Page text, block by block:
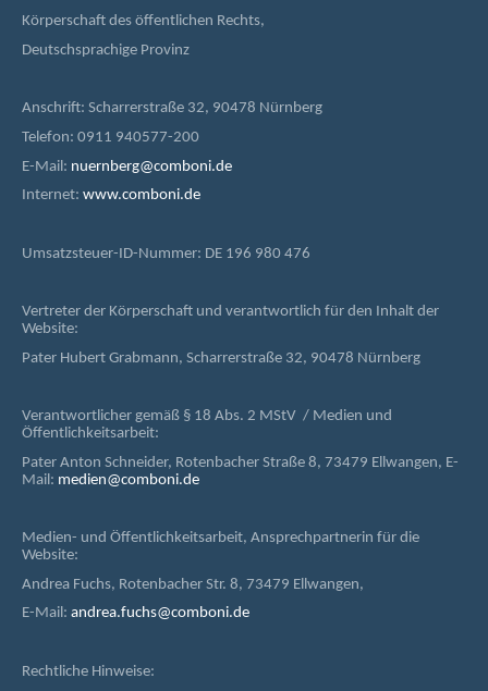
Körperschaft des öffentlichen Rechts,
Deutschsprachige Provinz
Anschrift: Scharrerstraße 32, 90478 Nürnberg
Telefon: 0911 940577-200
E-Mail: nuernberg@comboni.de
Internet: www.comboni.de
Umsatzsteuer-ID-Nummer: DE 196 980 476
Vertreter der Körperschaft und verantwortlich für den Inhalt der
Website:
Pater Hubert Grabmann, Scharrerstraße 32, 90478 Nürnberg
Verantwortlicher gemäß § 18 Abs. 2 MStV / Medien und
Öffentlichkeitsarbeit:
Pater Anton Schneider, Rotenbacher Straße 8, 73479 Ellwangen, E-
Mail: medien@comboni.de
Medien- und Öffentlichkeitsarbeit, Ansprechpartnerin für die
Website:
Andrea Fuchs, Rotenbacher Str. 8, 73479 Ellwangen,
E-Mail: andrea.fuchs@comboni.de
Rechtliche Hinweise: